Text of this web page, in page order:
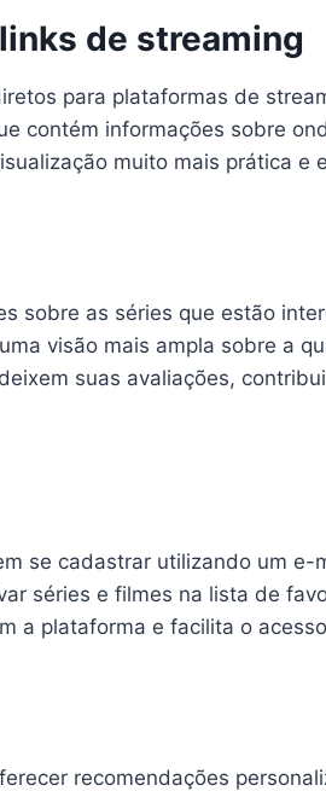
de streaming
para plataformas de
contém informações sobre
muito mais prática e
sobre as séries que estão
visão mais ampla sobre a
suas avaliações,
se cadastrar utilizando um
séries e filmes na lista de
a plataforma e facilita o
recomendações